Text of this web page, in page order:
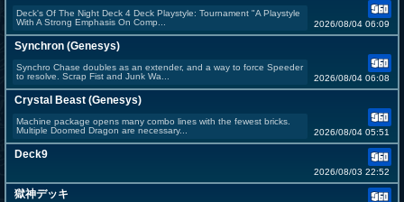
Deck's Of The Night Deck 4 Deck Playstyle: Tournament "A Playstyle
With A Strong Emphasis On Comp...
2026/08/04 06:09
Synchron (Genesys)
Synchro Chase doubles as an extender, and a way to force Speeder
to resolve. Scrap Fist and Junk Wa...
2026/08/04 06:08
Crystal Beast (Genesys)
Machine package opens many combo lines with the fewest bricks.
Multiple Doomed Dragon are necessary...
2026/08/04 05:51
Deck9
2026/08/03 22:52
獄神デッキ